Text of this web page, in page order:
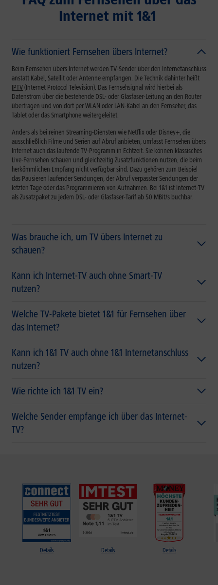
Internet mit 1&1
Wie funktioniert Fernsehen übers Internet?
Beim Fernsehen übers Internet werden TV-Sender über den Internetanschluss
anstatt Kabel, Satellit oder Antenne empfangen. Die Technik dahinter heißt
IPTV(Internet Protocol Television). Das Fernsehsignal wird hierbei als
Datenstrom über die bestehende DSL- oder Glasfaser-Leitung an den Router
übertragen und von dort per WLAN oder LAN-Kabel an den Fernseher, das
Tablet oder das Smartphone weitergeleitet.
Anders als bei reinen Streaming-Diensten wie Netflix oder Disney+, die
ausschließlich Filme und Serien auf Abruf anbieten, umfasst Fernsehen übers
Internet auch das laufende TV-Programm in Echtzeit. Sie können klassisches
Live-Fernsehen schauen und gleichzeitig Zusatzfunktionen nutzen, die beim
herkömmlichen Empfang nicht verfügbar sind. Dazu gehören zum Beispiel
das Pausieren laufender Sendungen, der Abruf verpasster Sendungen der
letzten Tage oder das Programmieren von Aufnahmen. Bei 1&1 ist Internet-TV
als Zusatzpaket zu jedem DSL- oder Glasfaser-Tarif ab 50 MBit/s buchbar.
Was brauche ich, um TV übers Internet zu
schauen?
Kann ich Internet-TV auch ohne Smart-TV
nutzen?
Welche TV-Pakete bietet 1&1 für Fernsehen über
das Internet?
Kann ich 1&1 TV auch ohne 1&1 Internetanschluss
nutzen?
Wie richte ich 1&1 TV ein?
Welche Sender empfange ich über das Internet-
TV?
Details Details Details